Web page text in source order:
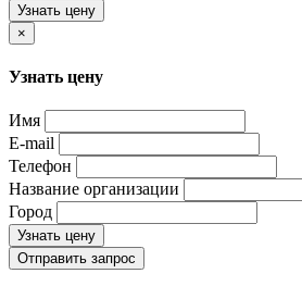
Узнать цену
×
Узнать цену
Имя
E-mail
Телефон
Название организации
Город
Узнать цену
Отправить запрос